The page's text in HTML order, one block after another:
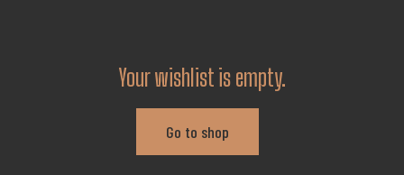
Your wishlist is empty.
Go to shop